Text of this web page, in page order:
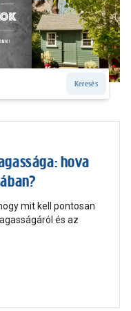
Keresés
hova
mit kell pontosan
és az